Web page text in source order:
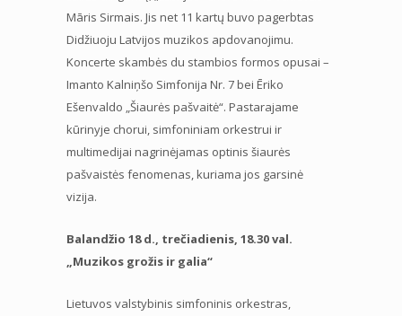
Māris Sirmais. Jis net 11 kartų buvo pagerbtas
Didžiuoju Latvijos muzikos apdovanojimu.
Koncerte skambės du stambios formos opusai –
Imanto Kalniņšo Simfonija Nr. 7 bei Ēriko
Ešenvaldo „Šiaurės pašvaitė“. Pastarajame
kūrinyje chorui, simfoniniam orkestrui ir
multimedijai nagrinėjamas optinis šiaurės
pašvaistės fenomenas, kuriama jos garsinė
vizija.
Balandžio 18 d., trečiadienis, 18.30 val.
„Muzikos grožis ir galia“
Lietuvos valstybinis simfoninis orkestras,